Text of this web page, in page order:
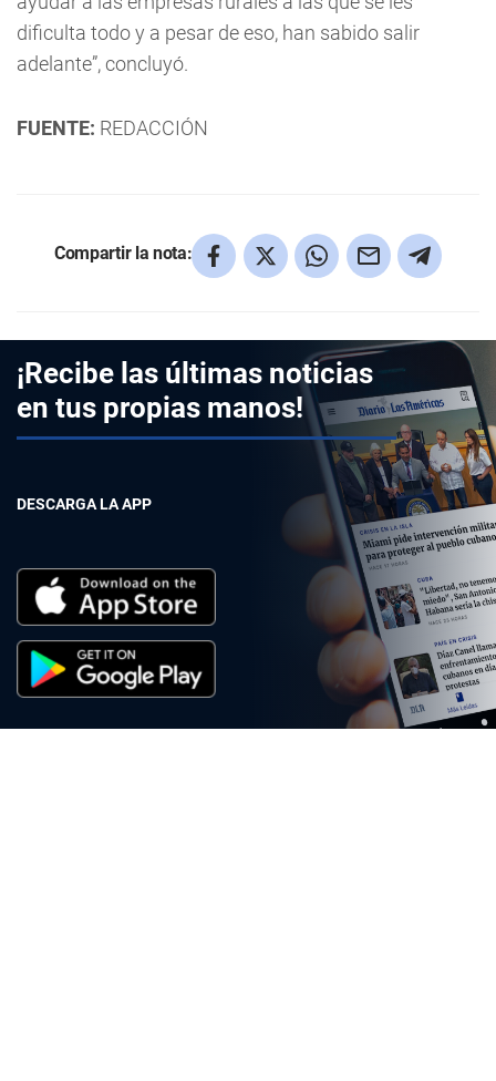
dificulta todo y a pesar de eso, han sabido salir
adelante”, concluyó.
FUENTE: REDACCIÓN
Compartir la nota:
¡Recibe las últimas noticias
en tus propias manos!
DESCARGA LA APP